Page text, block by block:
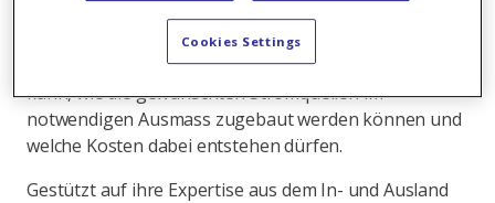
Wenn die Versorgungssicherheit gewährleistet
bleiben soll, muss die Schweiz jetzt entscheiden, mit
welchem Strommix die Jahrhundertaufgabe gelingen
kann, wie die gewünschten Stromquellen im
notwendigen Ausmass zugebaut werden können und
welche Kosten dabei entstehen dürfen.
Gestützt auf ihre Expertise aus dem In- und Ausland
Cookies Settings